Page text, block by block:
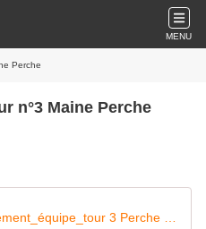
MENU
Perche
n°3 Maine Perche